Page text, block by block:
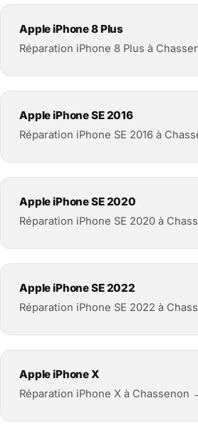
Apple iPhone 8 Plus
Réparation iPhone 8 Plus à
Apple iPhone SE 2016
Réparation iPhone SE 2016 à
Apple iPhone SE 2020
Réparation iPhone SE 2020 à
Apple iPhone SE 2022
Réparation iPhone SE 2022 à
Apple iPhone X
Réparation iPhone X à Chassenon